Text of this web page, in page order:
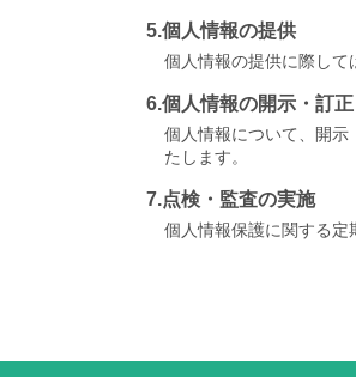
5.個人情報の提供
個人情報の提供に際して
6.個人情報の開示・訂
個人情報について、開示
たします。
7.点検・監査の実施
個人情報保護に関する定